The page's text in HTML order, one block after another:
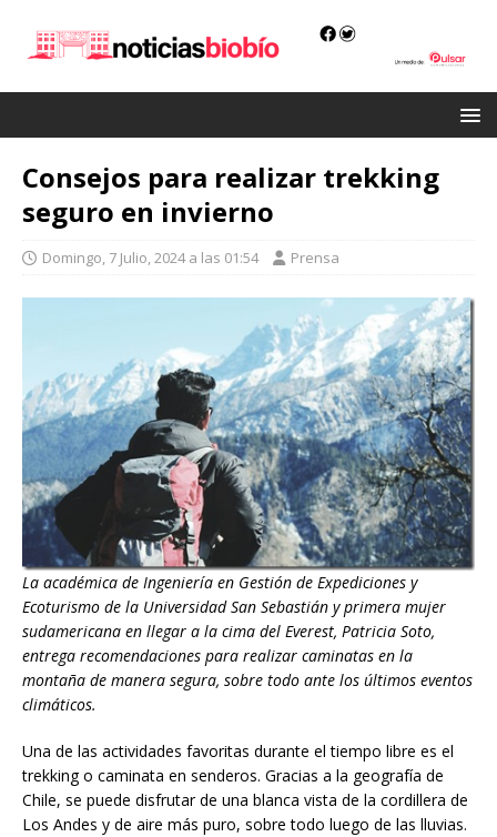
Consejos para realizar trekking
seguro en invierno
Domingo, 7 Julio, 2024 a las 01:54 Prensa
La académica de Ingeniería en Gestión de Expediciones y
Ecoturismo de la Universidad San Sebastián y primera mujer
sudamericana en llegar a la cima del Everest, Patricia Soto,
entrega recomendaciones para realizar caminatas en la
montaña de manera segura, sobre todo ante los últimos eventos
climáticos.
Una de las actividades favoritas durante el tiempo libre es el
trekking o caminata en senderos. Gracias a la geografía de
Chile, se puede disfrutar de una blanca vista de la cordillera de
Los Andes y de aire más puro, sobre todo luego de las lluvias.